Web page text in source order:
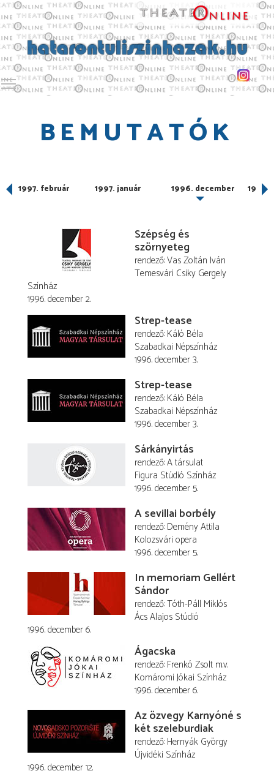
Toggle main menu visibility
BEMUTATÓK
1997. február 1997. január 1996. december 1996.
Szépség és
szörnyeteg
rendező Vas Zoltán Iván
Temesvári Csiky Gergely
Színház
1996. december 2.
Strep-tease
rendező Káló Béla
Szabadkai Népszínház
1996. december 3.
Strep-tease
rendező Káló Béla
Szabadkai Népszínház
1996. december 3.
Sárkányirtás
rendező A társulat
Figura Stúdió Színház
1996. december 5.
A sevillai borbély
rendező Demény Attila
Kolozsvári opera
1996. december 5.
In memoriam Gellért
Sándor
rendező Tóth-Páll Miklós
Ács Alajos Stúdió
1996. december 6.
Ágacska
rendező Frenkó Zsolt m.v.
Komáromi Jókai Színház
1996. december 6.
Az özvegy Karnyóné s
két szeleburdiak
rendező Hernyák György
Újvidéki Színház
1996. december 12.